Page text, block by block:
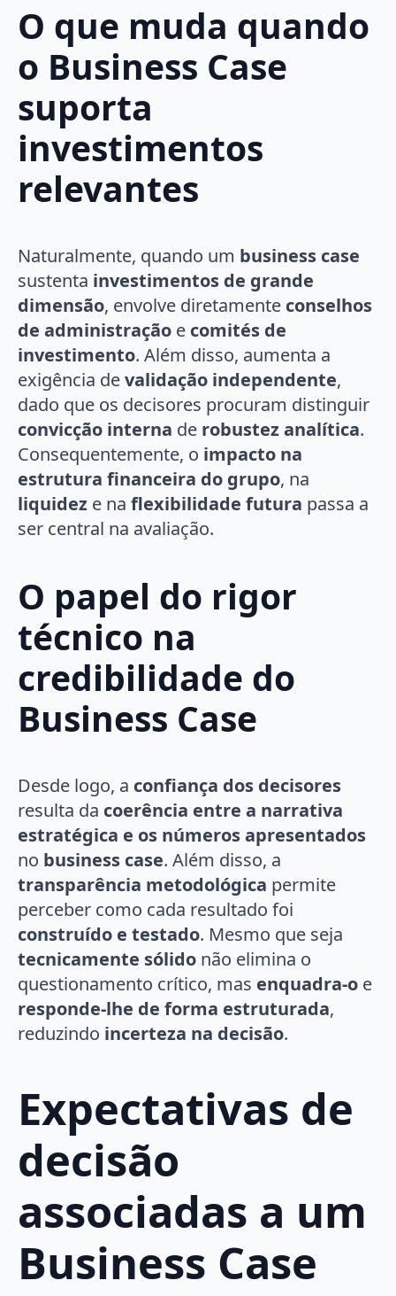
O que muda quando
o Business Case
suporta
investimentos
relevantes
Naturalmente, quando um business case
sustenta investimentos de grande
dimensão, envolve diretamente conselhos
de administração e comités de
investimento. Além disso, aumenta a
exigência devalidação independente,
dado que os decisores procuram distinguir
convicção interna de robustez analítica.
Consequentemente, o impacto na
estrutura financeira do grupo, na
liquidez e na flexibilidade futura passa a
ser central na avaliação.
O papel do rigor
técnico na
credibilidade do
Business Case
Desde logo, a confiança dos decisores
resulta da coerência entre a narrativa
estratégica e os números apresentados
no business case. Além disso, a
transparência metodológica permite
perceber como cada resultado foi
construído e testado. Mesmo que seja
tecnicamente sólido não elimina o
questionamento crítico, mas enquadra-o e
responde-lhe de forma estruturada,
reduzindo incerteza na decisão.
Expectativas de
decisão
associadas a um
Business Case